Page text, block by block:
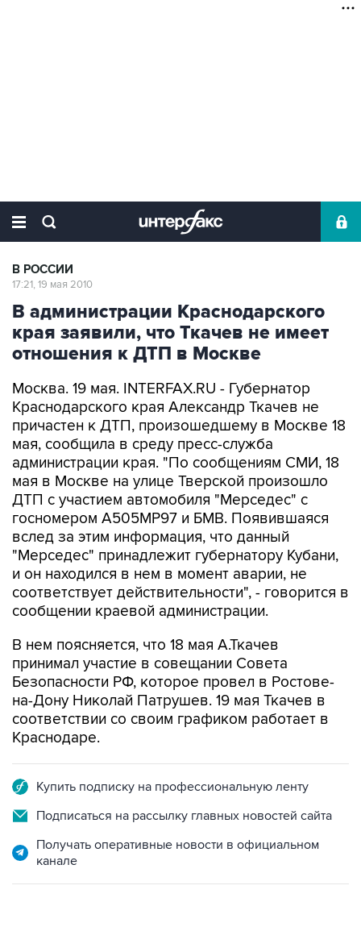
В РОССИИ
17:21, 19 мая 2010
В администрации Краснодарского
края заявили, что Ткачев не имеет
отношения к ДТП в Москве
Москва. 19 мая. INTERFAX.RU - Губернатор
Краснодарского края Александр Ткачев не
причастен к ДТП, произошедшему в Москве 18
мая, сообщила в среду пресс-служба
администрации края. "По сообщениям СМИ, 18
мая в Москве на улице Тверской произошло
ДТП с участием автомобиля "Мерседес" с
госномером А505МР97 и БМВ. Появившаяся
вслед за этим информация, что данный
"Мерседес" принадлежит губернатору Кубани,
и он находился в нем в момент аварии, не
соответствует действительности", - говорится в
сообщении краевой администрации.
В нем поясняется, что 18 мая А.Ткачев
принимал участие в совещании Совета
Безопасности РФ, которое провел в Ростове-
на-Дону Николай Патрушев. 19 мая Ткачев в
соответствии со своим графиком работает в
Краснодаре.
Купить подписку на профессиональную ленту
Подписаться на рассылку главных новостей сайта
Получать оперативные новости в официальном
канале